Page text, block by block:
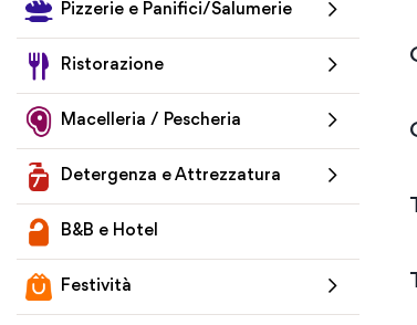
Pizzerie e Panifici/Salumerie
Ristorazione
Macelleria / Pescheria
Detergenza e Attrezzatura
B&B e Hotel
Festività